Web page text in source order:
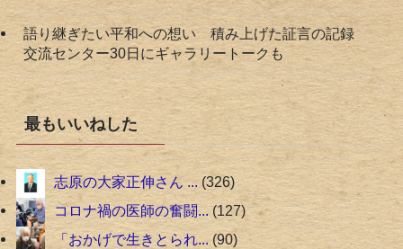
語り継ぎたい平和への想い 積み上げた証言の記録
交流センター30日にギャラリートークも
最もいいねした
志原の大家正伸さん ... 326
コロナ禍の医師の奮闘... 127
「おかげで生きとられ... 90